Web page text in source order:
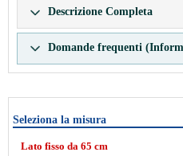
Descrizione Completa
Domande frequenti
Seleziona la misura
Lato fisso da 65 cm